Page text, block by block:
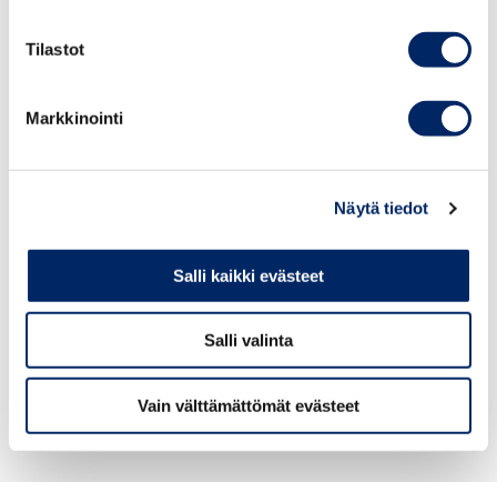
Tilastot
Markkinointi
Näytä tiedot
Salli kaikki evästeet
Salli valinta
Vain välttämättömät evästeet
Kantola
• Liiketoimintamahdollisuudet Virossa,
Suomalais-virolainen kauppakamari Mika
Webinaari toteutetaan yhteistyössä Suomalais-
Eestiläisen kauppayhdistyksen kanssa.
Esitysten kieli on suomi.